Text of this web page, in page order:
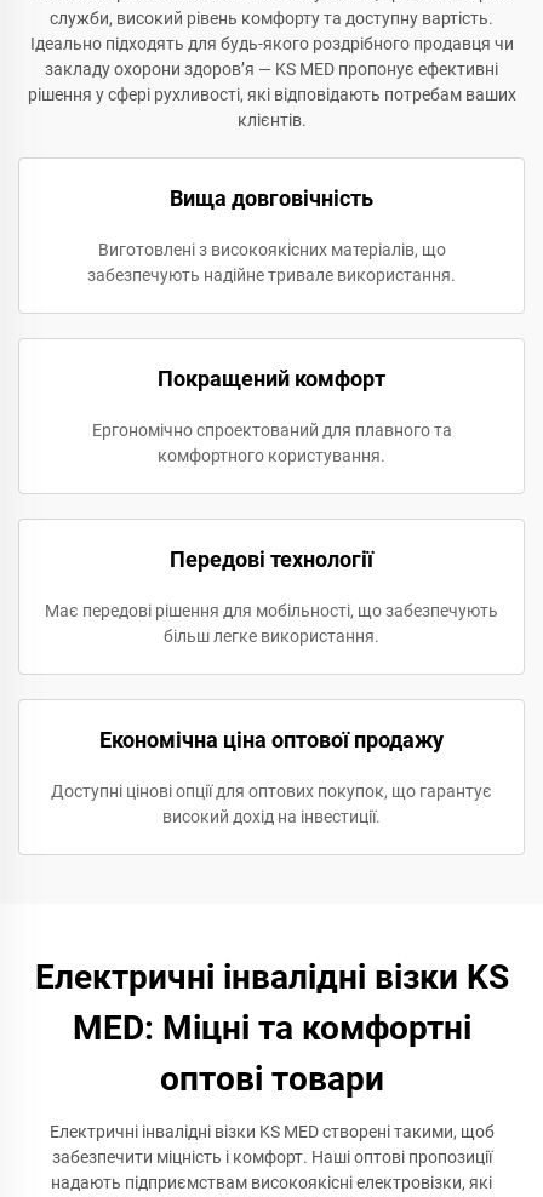
служби, високий рівень комфорту та доступну вартість.
Ідеально підходять для будь-якого роздрібного продавця чи
закладу охорони здоров’я — KS MED пропонує ефективні
рішення у сфері рухливості, які відповідають потребам ваших
клієнтів.
Вища довговічність
Виготовлені з високоякісних матеріалів, що
забезпечують надійне тривале використання.
Покращений комфорт
Ергономічно спроектований для плавного та
комфортного користування.
Передові технології
Має передові рішення для мобільності, що забезпечують
більш легке використання.
Економічна ціна оптової продажу
Доступні цінові опції для оптових покупок, що гарантує
високий дохід на інвестиції.
Електричні інвалідні візки KS
MED: Міцні та комфортні
оптові товари
Електричні інвалідні візки KS MED створені такими, щоб
забезпечити міцність і комфорт. Наші оптові пропозиції
надають підприємствам високоякісні електровізки, які